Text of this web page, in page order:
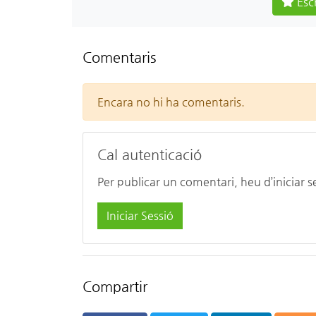
Comentaris
Encara no hi ha comentaris.
Cal autenticació
Per publicar un comentari, heu d’iniciar
Iniciar Sessió
Compartir